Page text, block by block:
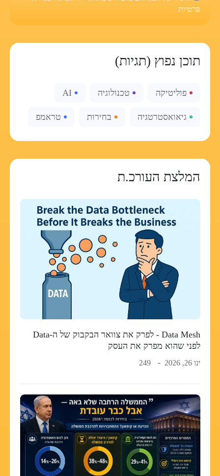
פרטיות
תוכן נפוץ (תגיות)
פוליטיקה טכנולוגיה AI
גיאואסטרטגיה בחירות טראמפ
המלצת העורכ.ת
Data Mesh - לפרק את צוואר הבקבוק של ה-Data
לפני שהוא מפרק את העסק
ינו 26, 2026 249